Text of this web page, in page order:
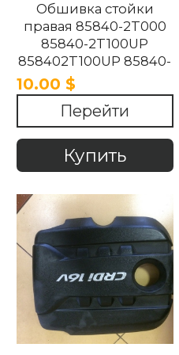
Обшивка стойки
правая 85840-2T000
85840-2T100UP
858402T100UP 85840-
2T100UP KIA Optima
2011-2018
10.00 $
Перейти
Купить